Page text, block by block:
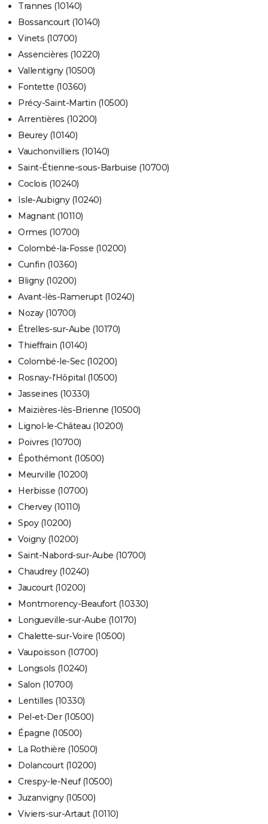
Trannes (10140)
Bossancourt (10140)
Vinets (10700)
Assencières (10220)
Vallentigny (10500)
Fontette (10360)
Précy-Saint-Martin (10500)
Arrentières (10200)
Beurey (10140)
Vauchonvilliers (10140)
Saint-Étienne-sous-Barbuise (10700)
Coclois (10240)
Isle-Aubigny (10240)
Magnant (10110)
Ormes (10700)
Colombé-la-Fosse (10200)
Cunfin (10360)
Bligny (10200)
Avant-lès-Ramerupt (10240)
Nozay (10700)
Étrelles-sur-Aube (10170)
Thieffrain (10140)
Colombé-le-Sec (10200)
Rosnay-l'Hôpital (10500)
Jasseines (10330)
Maizières-lès-Brienne (10500)
Lignol-le-Château (10200)
Poivres (10700)
Épothémont (10500)
Meurville (10200)
Herbisse (10700)
Chervey (10110)
Spoy (10200)
Voigny (10200)
Saint-Nabord-sur-Aube (10700)
Chaudrey (10240)
Jaucourt (10200)
Montmorency-Beaufort (10330)
Longueville-sur-Aube (10170)
Chalette-sur-Voire (10500)
Vaupoisson (10700)
Longsols (10240)
Salon (10700)
Lentilles (10330)
Pel-et-Der (10500)
Épagne (10500)
La Rothière (10500)
Dolancourt (10200)
Crespy-le-Neuf (10500)
Juzanvigny (10500)
Viviers-sur-Artaut (10110)